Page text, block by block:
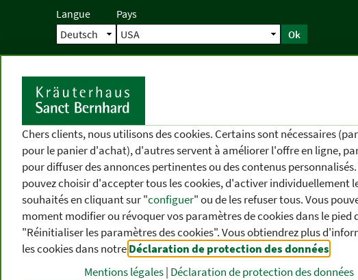
Langue Pays
Ok
Accueil
Depuis
CATÉGORIES
DE PRODUITS
DIFFÉRENTS
THÈMES
PRODUITS
DE A À Z
Chers clients, nous utilisons des cookies. Certains sont nécessaires
pour le panier d'achat), d'autres servent à améliorer l'offre en ligne,
pour diffuser des annonces pertinentes ou des contenus
pouvez choisir d'accepter tous les cookies, d'activer individuellement
souhaités en cliquant sur "configuer" ou de les refuser tous. Vous
moment modifier ou révoquer vos paramètres de cookies dans le pied
"Réinitialiser les paramètres des cookies". Vous obtiendrez plus
les cookies dans notreDéclaration de protection des données
Mentions légales| Déclaration de protection des données